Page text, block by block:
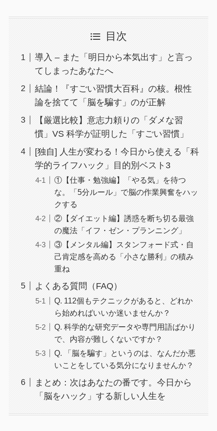
目次
導入 – また「明日から本気出す」と言っ
てしまったあなたへ
結論！『すごい習慣大百科』の核。根性
論を捨てて「脳を騙す」のが正解
【厳選比較】意志力頼りの「ダメな習
慣」VS 科学が証明した「すごい習慣」
[独自] 人生が変わる！今日から使える「科
学的ライフハック」目的別ベスト3
①【仕事・勉強編】「やる気」を待つ
な。「5分ルール」で脳の作業興奮をハッ
クする
②【ダイエット編】誘惑を断ち切る最強
の魔法「イフ・ゼン・プランニング」
③【メンタル編】スタンフォード式・自
己肯定感を高める「小さな勝利」の積み
重ね
よくある質問（FAQ）
Q. 112個もテクニックがあると、どれか
ら始めればいいか迷いませんか？
Q. 科学的な研究データや専門用語ばかり
で、内容が難しくないですか？
Q. 「脳を騙す」というのは、なんだか悪
いことをしている気分になりませんか？
まとめ：次はあなたの番です。今日から
「脳をハック」する新しい人生を